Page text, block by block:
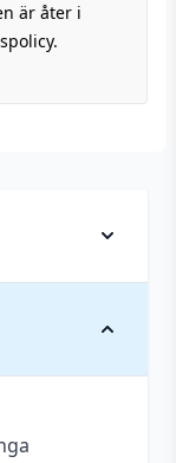
är åter i